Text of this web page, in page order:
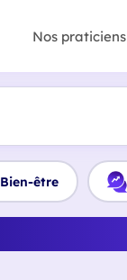
Nos praticiens
Bien-être